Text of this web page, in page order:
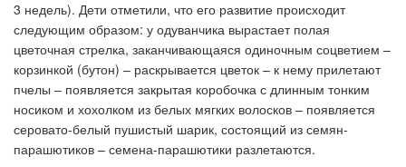
3 недель). Дети отметили, что его развитие происходит
следующим образом: у одуванчика вырастает полая
цветочная стрелка, заканчивающаяся одиночным соцветием –
корзинкой (бутон) – раскрывается цветок – к нему прилетают
пчелы – появляется закрытая коробочка с длинным тонким
носиком и хохолком из белых мягких волосков – появляется
серовато-белый пушистый шарик, состоящий из семян-
парашютиков – семена-парашютики разлетаются.